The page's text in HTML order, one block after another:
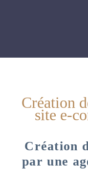
Création
site e-
Création
par une